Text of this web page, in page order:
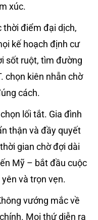
xúc.
thời điểm đại dịch,
kế hoạch định cư
sốt ruột, tìm đường
chọn kiên nhẫn chờ
cách.
lối tắt. Gia đình
thận và đầy quyết
gian chờ đợi dài
Mỹ – bắt đầu cuộc
và trọn vẹn.
vướng mắc về
Mọi thứ diễn ra